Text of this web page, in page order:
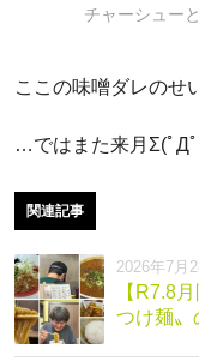
チャーシュー
ここの味噌ダレのせ
…ではまた来月Σ(ﾟД
関連記事
2026年7月
【R7.8
つけ麺〟